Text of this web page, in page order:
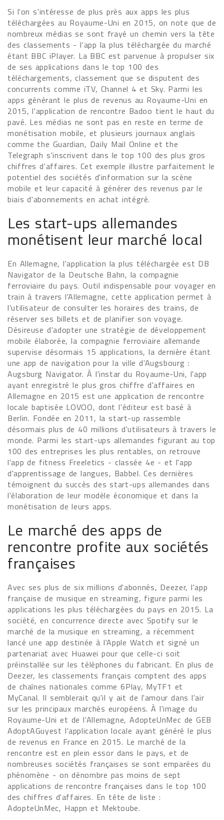
Si l'on s'intéresse de plus près aux apps les plus
téléchargées au Royaume-Uni en 2015, on note que de
nombreux médias se sont frayé un chemin vers la tête
des classements - l'app la plus téléchargée du marché
étant BBC iPlayer. La BBC est parvenue à propulser six
de ses applications dans le top 100 des
téléchargements, classement que se disputent des
concurrents comme iTV, Channel 4 et Sky. Parmi les
apps générant le plus de revenus au Royaume-Uni en
2015, l'application de rencontre Badoo tient le haut du
pavé. Les médias ne sont pas en reste en terme de
monétisation mobile, et plusieurs journaux anglais
comme the Guardian, Daily Mail Online et the
Telegraph s'inscrivent dans le top 100 des plus gros
chiffres d'affaires. Cet exemple illustre parfaitement le
potentiel des sociétés d'information sur la scène
mobile et leur capacité à générer des revenus par le
biais d'abonnements en achat intégré.
Les start-ups allemandes
monétisent leur marché local
En Allemagne, l'application la plus téléchargée est DB
Navigator de la Deutsche Bahn, la compagnie
ferroviaire du pays. Outil indispensable pour voyager en
train à travers l'Allemagne, cette application permet à
l'utilisateur de consulter les horaires des trains, de
réserver ses billets et de planifier son voyage.
Désireuse d'adopter une stratégie de développement
mobile élaborée, la compagnie ferroviaire allemande
supervise désormais 15 applications, la dernière étant
une app de navigation pour la ville d'Augsbourg :
Augsburg Navigator. À l'instar du Royaume-Uni, l'app
ayant enregistré le plus gros chiffre d'affaires en
Allemagne en 2015 est une application de rencontre
locale baptisée LOVOO, dont l'éditeur est basé à
Berlin. Fondée en 2011, la start-up rassemble
désormais plus de 40 millions d'utilisateurs à travers le
monde. Parmi les start-ups allemandes figurant au top
100 des entreprises les plus rentables, on retrouve
l'app de fitness Freeletics - classée 4e - et l'app
d'apprentissage de langues, Babbel. Ces dernières
témoignent du succès des start-ups allemandes dans
l'élaboration de leur modèle économique et dans la
monétisation de leurs apps.
Le marché des apps de
rencontre profite aux sociétés
françaises
Avec ses plus de six millions d'abonnés, Deezer, l'app
française de musique en streaming, figure parmi les
applications les plus téléchargées du pays en 2015. La
société, en concurrence directe avec Spotify sur le
marché de la musique en streaming, a récemment
lancé une app destinée à l'Apple Watch et signé un
partenariat avec Huawei pour que celle-ci soit
préinstallée sur les téléphones du fabricant. En plus de
Deezer, les classements français comptent des apps
de chaînes nationales comme 6Play, MyTF1 et
MyCanal. Il semblerait qu'il y ait de l'amour dans l'air
sur les principaux marchés européens. À l'image du
Royaume-Uni et de l'Allemagne, AdopteUnMec de GEB
AdoptAGuyest l'application locale ayant généré le plus
de revenus en France en 2015. Le marché de la
rencontre est en plein essor dans le pays, et de
nombreuses sociétés françaises se sont emparées du
phénomène - on dénombre pas moins de sept
applications de rencontre françaises dans le top 100
des chiffres d'affaires. En tête de liste :
AdopteUnMec, Happn et Mektoube.